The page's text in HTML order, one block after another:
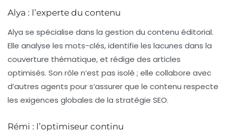
Alya : l’experte du contenu
Alya se spécialise dans la gestion du contenu éditorial.
Elle analyse les mots-clés, identifie les lacunes dans la
couverture thématique, et rédige des articles
optimisés. Son rôle n’est pas isolé ; elle collabore avec
d’autres agents pour s’assurer que le contenu respecte
les exigences globales de la stratégie SEO.
Rémi : l’optimiseur continu